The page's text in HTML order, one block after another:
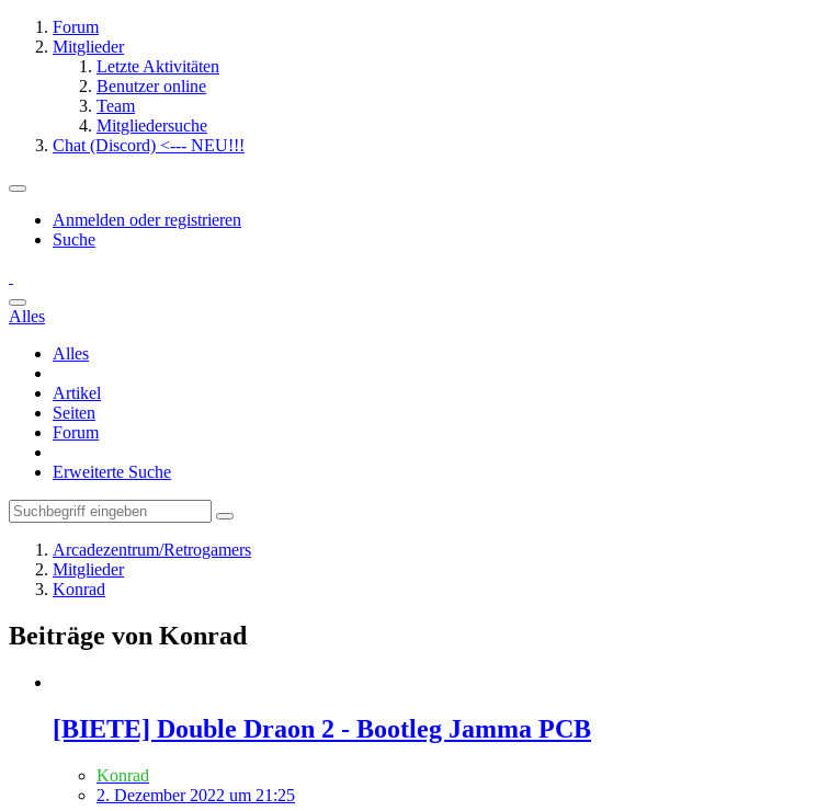
Forum
Mitglieder
Letzte Aktivitäten
Benutzer online
Team
Mitgliedersuche
Chat (Discord) <--- NEU!!!
Anmelden oder registrieren
Suche
Alles
Alles
Artikel
Seiten
Forum
Erweiterte Suche
Arcadezentrum/Retrogamers
Mitglieder
Konrad
Beiträge von Konrad
[BIETE] Double Draon 2 - Bootleg Jamma PCB
Konrad
2. Dezember 2022 um 21:25